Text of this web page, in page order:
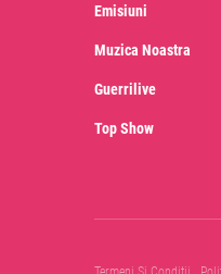
Emisiuni
Muzica Noastra
Guerrilive
Top Show